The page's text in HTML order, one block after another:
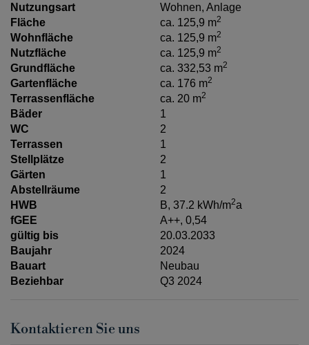
Nutzungsart
Wohnen Anlage
Fläche
ca. 125,9 m2
Wohnfläche ca. 125,9 m2
Nutzfläche ca. 125,9 m2
Grundfläche ca. 332,53 m2
Gartenfläche ca. 176 m2
Terrassenfläche ca. 20 m2
Bäder
1
WC
2
Terrassen
1
Stellplätze
2
Gärten
1
Abstellräume
2
HWB
B, 37.2 kWh/m2a
fGEE
A++, 0,54
gültig bis
20.03.2033
Baujahr
2024
Bauart
Neubau
Beziehbar
Q3 2024
Kontaktieren Sie uns